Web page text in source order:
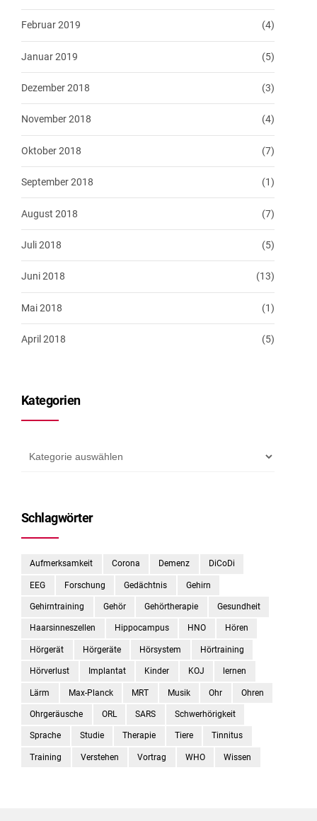
Februar 2019 (4)
Januar 2019 (5)
Dezember 2018 (3)
November 2018 (4)
Oktober 2018 (7)
September 2018 (1)
August 2018 (7)
Juli 2018 (5)
Juni 2018 (13)
Mai 2018 (1)
April 2018 (5)
Kategorien
Schlagwörter
Aufmerksamkeit Corona Demenz DiCoDi
EEG Forschung Gedächtnis Gehirn
Gehirntraining Gehör Gehörtherapie Gesundheit
Haarsinneszellen Hippocampus HNO Hören
Hörgerät Hörgeräte Hörsystem Hörtraining
Hörverlust Implantat Kinder KOJ lernen
Lärm Max-Planck MRT Musik Ohr Ohren
Ohrgeräusche ORL SARS Schwerhörigkeit
Sprache Studie Therapie Tiere Tinnitus
Training Verstehen Vortrag WHO Wissen